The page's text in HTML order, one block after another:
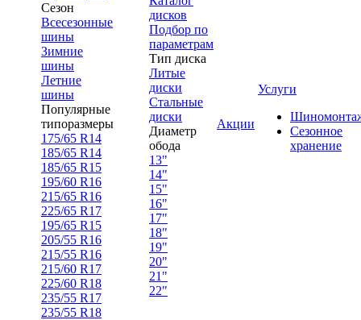
Сезон
Всесезонные
шины
Зимние
шины
Летние
шины
Популярные
типоразмеры
175/65 R14
185/65 R14
185/65 R15
195/60 R16
215/65 R16
225/65 R17
195/65 R15
205/55 R16
215/55 R16
215/60 R17
225/60 R18
235/55 R17
235/55 R18
дисков
Подбор по
параметрам
Тип диска
Литые
диски
Стальные
диски
Диаметр
обода
13"
14"
15"
16"
17"
18"
19"
20"
21"
22"
Акции
Услуги
Сезонное
хранение